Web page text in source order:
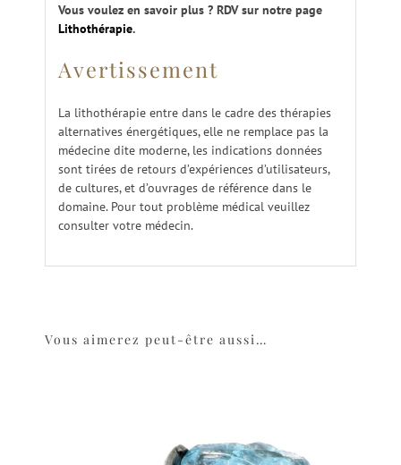
Vous voulez en savoir plus ? RDV sur notre page
Lithothérapie.
Avertissement
La lithothérapie entre dans le cadre des thérapies
alternatives énergétiques, elle ne remplace pas la
médecine dite moderne, les indications données
sont tirées de retours d’expériences d’utilisateurs,
de cultures, et d’ouvrages de référence dans le
domaine. Pour tout problème médical veuillez
consulter votre médecin.
Vous aimerez peut-être aussi…